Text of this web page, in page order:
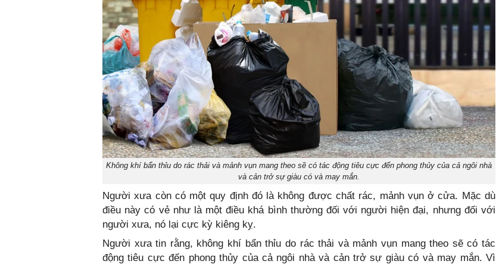
Không khí bẩn thỉu do rác thải và mảnh vụn mang theo sẽ có tác động tiêu cực đến phong thủy của cả ngôi nhà
và cản trở sự giàu có và may mắn.
Người xưa còn có một quy định đó là không được chất rác, mảnh vụn ở cửa. Mặc dù
điều này có vẻ như là một điều khá bình thường đối với người hiện đại, nhưng đối với
người xưa, nó lại cực kỳ kiêng kỵ.
Người xưa tin rằng, không khí bẩn thỉu do rác thải và mảnh vụn mang theo sẽ có tác
động tiêu cực đến phong thủy của cả ngôi nhà và cản trở sự giàu có và may mắn. Vì